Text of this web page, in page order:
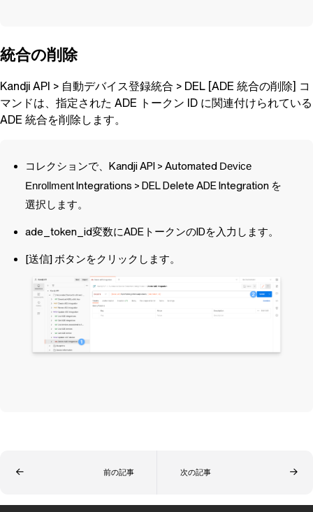
統合の削除
Kandji API > 自動デバイス登録統合 > DEL [ADE 統合の削除] コ
マンドは、指定された ADE トークン ID に関連付けられている
ADE 統合を削除します。
コレクションで、 KandjiAPI > Automated Device
EnrollmentIntegrations > DEL Delete ADE Integration を
選択します。
ade_token_id変数にADEトークンのIDを入力します。
[送信] ボタンをクリックします。
前の記事 次の記事